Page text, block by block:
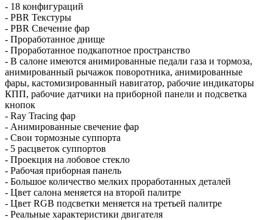
- 18 конфигураций
- PBR Текстуры
- PBR Свечение фар
- Проработанное днище
- Проработанное подкапотное пространство
- В салоне имеются анимированные педали газа и тормоза,
анимированный рычажок поворотника, анимированные
фары, кастомизированный навигатор, рабочие индикаторы
КПП, рабочие датчики на приборной панели и подсветка
кнопок
- Ray Tracing фар
- Анимированные свечение фар
- Свои тормозные суппорта
- 5 расцветок суппортов
- Проекция на лобовое стекло
- Рабочая приборная панель
- Большое количество мелких проработанных деталей
- Цвет салона меняется на второй палитре
- Цвет RGB подсветки меняется на третьей палитре
- Реальные характеристики двигателя